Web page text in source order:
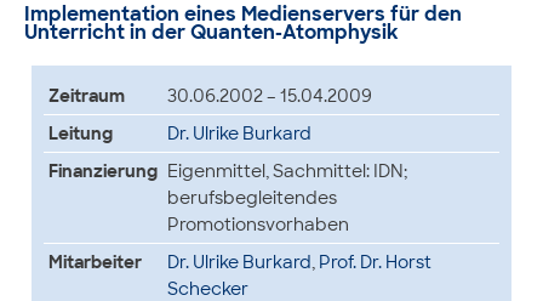
Implementation eines Medienservers für den
Unterricht in der Quanten-Atomphysik
Zeitraum
30.06.2002 – 15.04.2009
Leitung
Dr. Ulrike Burkard
Finanzierung Eigenmittel, Sachmittel: IDN;
berufsbegleitendes
Promotionsvorhaben
Mitarbeiter
Dr. Ulrike Burkard, Prof. Dr. Horst
Schecker